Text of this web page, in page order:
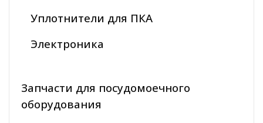
Уплотнители для ПКА
Электроника
Запчасти для посудомоечного
оборудования